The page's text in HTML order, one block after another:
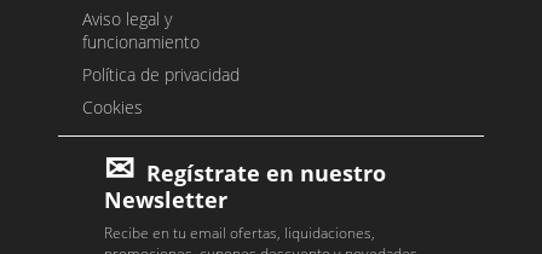
Aviso legal y
funcionamiento
Política de privacidad
Cookies
Regístrate en nuestro
Newsletter
Recibe en tu email ofertas, liquidaciones,